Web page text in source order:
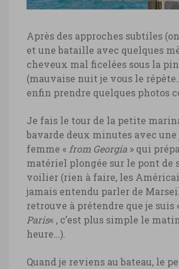
Après des approches subtiles
et une bataille avec quelques
cheveux mal ficelées sous la
(mauvaise nuit je vous le
enfin prendre quelques photos
Je fais le tour de la petite
bavarde deux minutes avec une
femme « from Georgia » qui
matériel plongée sur le pont de
voilier (rien à faire, les
jamais entendu parler de
retrouve à prétendre que je suis
Paris« , c’est plus simple le
heure…).
Quand je reviens au bateau, le